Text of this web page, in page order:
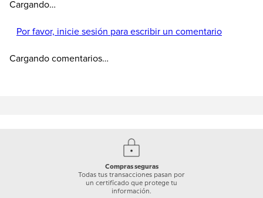
Cargando…
Por favor, inicie sesión para escribir un comentario
Cargando comentarios…
Compras seguras
Todas tus transacciones pasan por
un certificado que protege tu
información.